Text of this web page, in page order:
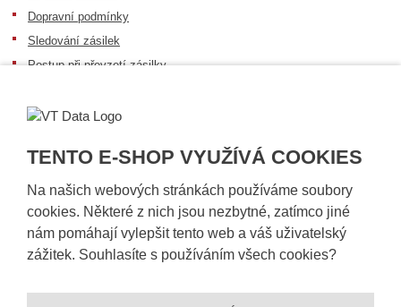
TENTO E-SHOP VYUŽÍVÁ COOKIES
Na našich webových stránkách používáme soubory
cookies. Některé z nich jsou nezbytné, zatímco jiné
nám pomáhají vylepšit tento web a váš uživatelský
zážitek. Souhlasíte s používáním všech cookies?
Dopravní podmínky
Sledování zásilek
Postup při převzetí zásilky
Obecné informace